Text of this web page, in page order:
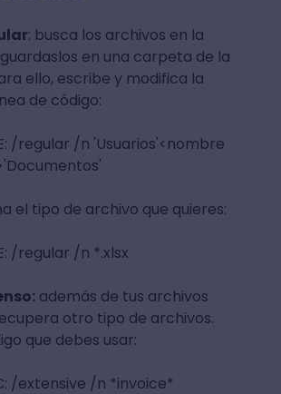
: busca los archivos en la
en una carpeta de la
ello, escribe y modifica la
de código:
/regular /n 'Usuarios'<nombre
el tipo de archivo que quieres:
/regular /n *.xlsx
además de tus archivos
otro tipo de archivos.
que debes usar:
/extensive /n *invoice*